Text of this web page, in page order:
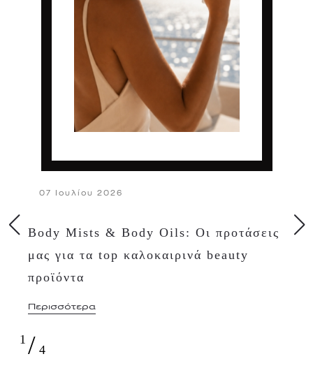
07 Ιουλίου 2026
Body Mists & Body Oils: Οι προτάσεις
μας για τα top καλοκαιρινά beauty
προϊόντα
Περισσότερα
1 / 4